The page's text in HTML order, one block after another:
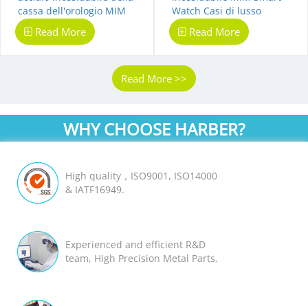
cassa dell'orologio MIM
Read More
Watch Casi di lusso
personalizzati
Read More
Read More >>
WHY CHOOSE HARBER?
High quality，ISO9001, ISO14000
& IATF16949.
Experienced and efficient R&D
team, High Precision Metal Parts.